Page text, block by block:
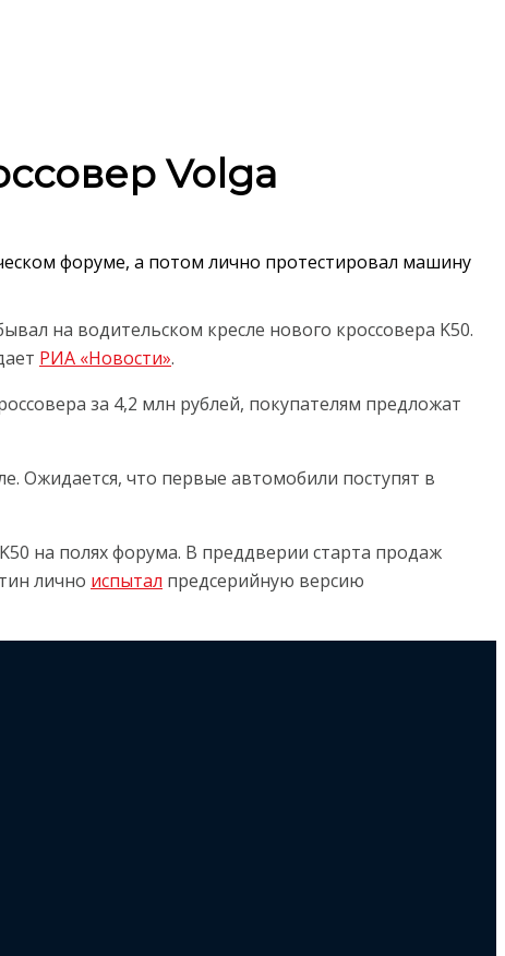
Volga
форуме, а потом лично протестировал машину
на водительском кресле нового кроссовера K50.
РИА «Новости».
за 4,2 млн рублей, покупателям предложат
Ожидается, что первые автомобили поступят в
на полях форума. В преддверии старта продаж
лично испытал предсерийную версию